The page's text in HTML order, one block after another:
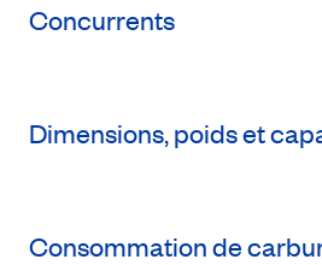
Concurrents
Dimensions, poids et
Consommation de